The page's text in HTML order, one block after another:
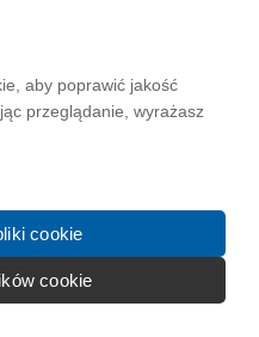
aby poprawić jakość
przeglądanie, wyrażasz
cookie
cookie